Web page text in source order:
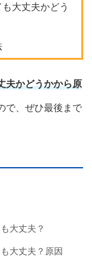
大丈夫かどう
夫かどうかから原
で、ぜひ最後まで
大丈夫？
大丈夫？原因